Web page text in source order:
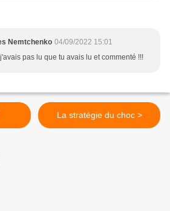
Nemtchenko 04/09/2022 15:01
pas lu que tu avais lu et commenté !!!
La stratégie du choc >